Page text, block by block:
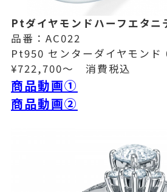
Ptダイヤモンドハーフエタニ
品番：AC022
Pt950 センターダイヤモン
¥722,700～ 消費税込
商品動画①
商品動画②